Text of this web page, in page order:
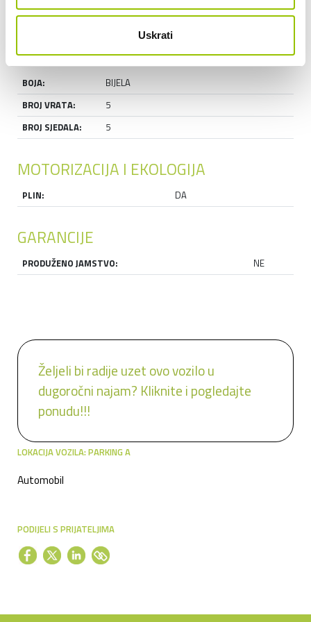
Uskrati
TIP:
TERENSKO VOZILO - SUV
IZGLED I DIMENZIJE
BOJA:
BIJELA
BROJ VRATA:
5
BROJ SJEDALA:
5
MOTORIZACIJA I EKOLOGIJA
PLIN: DA
GARANCIJE
PRODUŽENO JAMSTVO: NE
Željeli bi radije uzet ovo vozilo u
dugoročni najam? Kliknite i pogledajte
ponudu!!!
LOKACIJA VOZILA: PARKING A
Automobil
PODIJELI S PRIJATELJIMA